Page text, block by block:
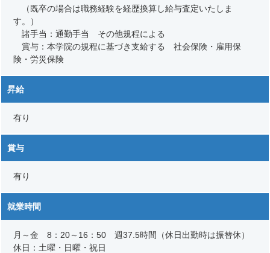
（既卒の場合は職務経験を経歴換算し給与査定いたしま
す。）
諸手当：通勤手当 その他規程による
賞与：本学院の規程に基づき支給する 社会保険・雇用保
険・労災保険
昇給
有り
賞与
有り
就業時間
月～金 8：20～16：50 週37.5時間（休日出勤時は振替休）
休日：土曜・日曜・祝日